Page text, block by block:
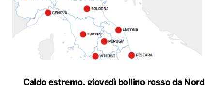
Caldo estremo, giovedì bollino rosso da Nord